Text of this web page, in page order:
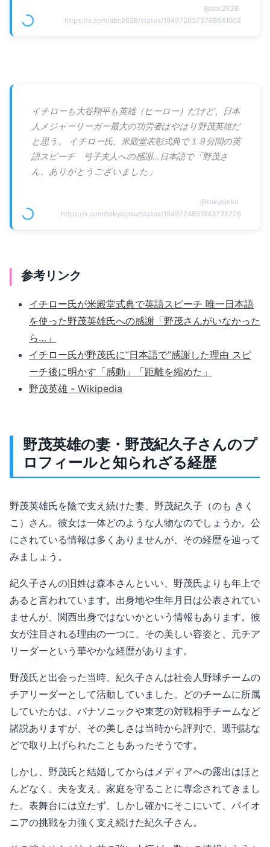
@sbc2628
https://x.com/sbc2628/status/1949720273768641002
イチローも大谷翔平も英雄（ヒーロー）だけど、日本
人メジャーリーガー最大の功労者はやはり野茂英雄だ
と思う。 イチロー氏、米殿堂表彰式典で１９分間の英
語スピーチ 弓子夫人への感謝…日本語で「野茂さ
ん、ありがとうございました」
@tokyojoku
https://x.com/tokyojoku/status/1949724851943735726
参考リンク
イチロー氏が米殿堂式典で英語スピーチ 唯一日本語
を使った野茂英雄氏への感謝「野茂さんがいなかった
ら…」
イチロー氏が野茂氏に“日本語で”感謝した理由 スピ
ーチ後に明かす「感動」「距離を縮めた」
野茂英雄 - Wikipedia
野茂英雄の妻・野茂紀久子さんのプ
ロフィールと知られざる経歴
野茂英雄氏を陰で支え続けた妻、野茂紀久子（のも きく
こ）さん。彼女は一体どのような人物なのでしょうか。公
にされている情報は多くありませんが、その経歴を辿って
みましょう。
紀久子さんの旧姓は森本さんといい、野茂氏よりも年上で
あると言われています。出身地や生年月日は公表されてい
ませんが、関西出身ではないかという情報もあります。彼
女が注目される理由の一つに、その美しい容姿と、元チア
リーダーという華やかな経歴があります。
野茂氏と出会った当時、紀久子さんは社会人野球チームの
チアリーダーとして活動していました。どのチームに所属
していたかは、パナソニックや東芝の対戦相手チームなど
諸説ありますが、その美しさは当時から評判で、週刊誌な
どで取り上げられたこともあったそうです。
しかし、野茂氏と結婚してからはメディアへの露出はほと
んどなく、夫を支え、家庭を守ることに専念されてきまし
た。表舞台には立たず、しかし確かにそこにいて、パイオ
ニアの挑戦を力強く支え続けた紀久子さん。